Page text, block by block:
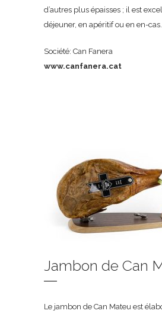
d’autres plus épaisses ; il est
déjeuner, en apéritif ou en en-cas.
Société: Can Fanera
www.canfanera.cat
Jambon de Can
Le jambon de Can Mateu est